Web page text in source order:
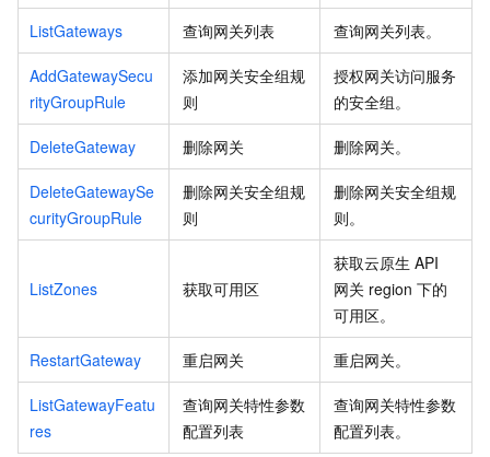
ListGateways 查询网关列表 查询网关列表。
AddGatewaySecu
rityGroupRule
添加网关安全组规
则
授权网关访问服务
的安全组。
DeleteGateway 删除网关 删除网关。
DeleteGatewaySe
curityGroupRule
删除网关安全组规
则
删除网关安全组规
则。
ListZones 获取可用区
获取云原生 API
网关 region 下的
可用区。
RestartGateway 重启网关 重启网关。
ListGatewayFeatu
res
查询网关特性参数
配置列表
查询网关特性参数
配置列表。